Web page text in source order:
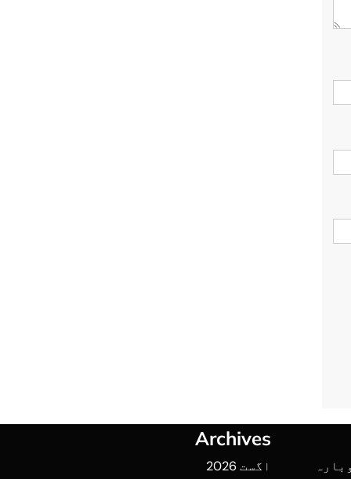
Archives
اگست 2026